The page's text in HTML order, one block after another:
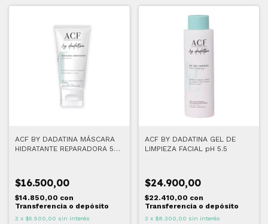
ACF BY DADATINA MÁSCARA
HIDRATANTE REPARADORA 50
$16.500,00
$14.850,00 con
Transferencia o depósito
3 x $5.500,00 sin interés
ACF BY DADATINA GEL DE
LIMPIEZA FACIAL pH 5.5
$24.900,00
$22.410,00 con
Transferencia o depósito
3 x $8.300,00 sin interés